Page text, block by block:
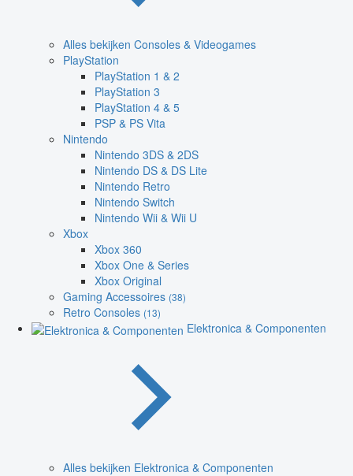
Alles bekijken Consoles & Videogames
PlayStation
PlayStation 1 & 2
PlayStation 3
PlayStation 4 & 5
PSP & PS Vita
Nintendo
Nintendo 3DS & 2DS
Nintendo DS & DS Lite
Nintendo Retro
Nintendo Switch
Nintendo Wii & Wii U
Xbox
Xbox 360
Xbox One & Series
Xbox Original
Gaming Accessoires (38)
Retro Consoles (13)
Elektronica & Componenten
Alles bekijken Elektronica & Componenten